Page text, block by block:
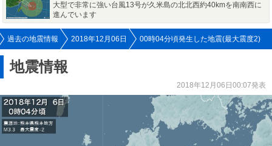
大型で非常に強い台風13号が久米島の北北西約40kmを南南西に
進んでいます
過去の地震情報 2018年12月06日 00時04分頃発生した地震(最大震度2)
地震情報
2018年12月06日00:07発表